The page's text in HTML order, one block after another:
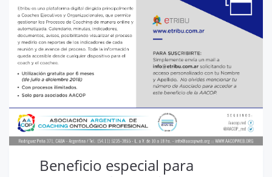
Beneficio especial para